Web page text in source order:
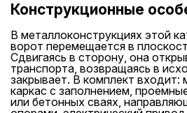
Покрашена краской
Конструкционные
В металлоконструкциях этой
ворот перемещается в
Сдвигаясь в сторону, она
транспорта, возвращаясь в
закрывает. В комплект входит:
каркас с заполнением,
или бетонных сваях,